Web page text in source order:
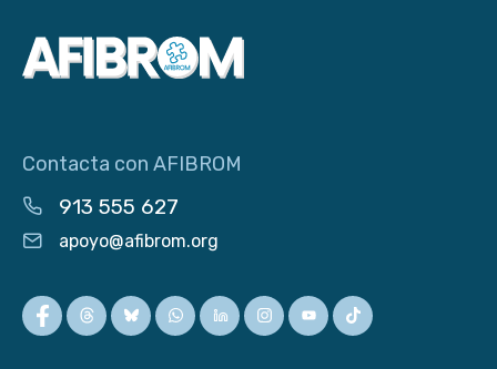
Contacta con AFIBROM
913 555 627
apoyo@afibrom.org